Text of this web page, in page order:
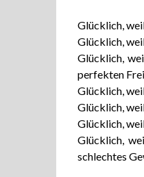
Glücklich,
Glücklich,
Glücklich,
perfekten
Glücklich,
Glücklich,
Glücklich,
Glücklich,
schlechtes